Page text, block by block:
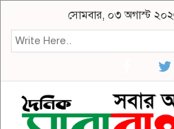
সোমবার, ০৩ অগাস্ট